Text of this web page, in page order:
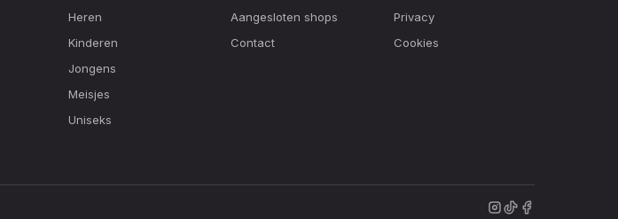
Heren
Kinderen
Jongens
Meisjes
Uniseks
Aangesloten shops
Contact
Privacy
Cookies